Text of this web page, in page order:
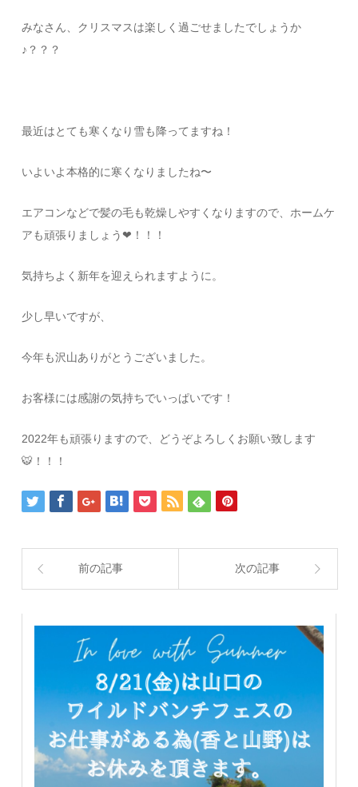
みなさん、クリスマスは楽しく過ごせましたでしょうか
♪？？？
最近はとても寒くなり雪も降ってますね！
いよいよ本格的に寒くなりましたね〜
エアコンなどで髪の毛も乾燥しやすくなりますので、ホームケ
アも頑張りましょう❤︎！！！
気持ちよく新年を迎えられますように。
少し早いですが、
今年も沢山ありがとうございました。
お客様には感謝の気持ちでいっぱいです！
2022年も頑張りますので、どうぞよろしくお願い致します
🐯！！！
前の記事 次の記事